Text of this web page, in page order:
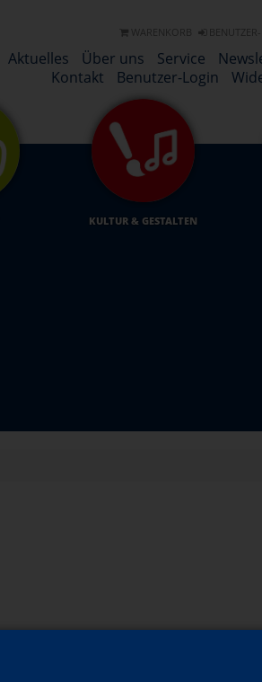
WARENKORB
Aktuelles Über uns Service
Kontakt
Benutzer-Login
KULTUR & GESTALTEN